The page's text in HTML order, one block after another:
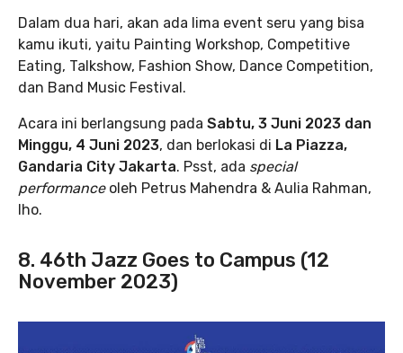
Dalam dua hari, akan ada lima event seru yang bisa
kamu ikuti, yaitu Painting Workshop, Competitive
Eating, Talkshow, Fashion Show, Dance Competition,
dan Band Music Festival.
Acara ini berlangsung pada Sabtu, 3 Juni 2023 dan
Minggu, 4 Juni 2023, dan berlokasi di La Piazza,
Gandaria City Jakarta. Psst, ada special
performance oleh Petrus Mahendra & Aulia Rahman,
lho.
8. 46th Jazz Goes to Campus (12
November 2023)